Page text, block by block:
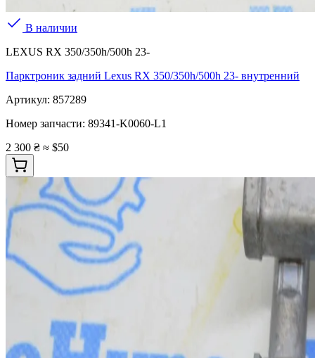
В наличии
LEXUS RX 350/350h/500h 23-
Парктроник задний Lexus RX 350/350h/500h 23- внутренний
Артикул: 857289
Номер запчасти: 89341-K0060-L1
2 300 ₴ ≈ $50